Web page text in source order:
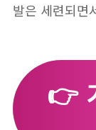
발은 세련되면
👉